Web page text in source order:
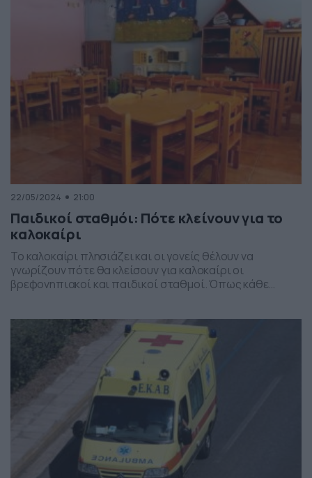
μαθητές των ημερησίων και εσπερινών Γυμνασίων,
22/05/2024 21:00
Παιδικοί σταθμόι: Πότε κλείνουν για το
καλοκαίρι
Το καλοκαίρι πλησιάζει και οι γονείς θέλουν να
γνωρίζουν πότε θα κλείσουν για καλοκαίρι οι
βρεφονηπιακοί και παιδικοί σταθμοί. Όπως κάθε
ημέρες την εβδομάδα από Δευτέρα έως Παρασκευή από
τις 7.00π.μ. έως 4.00μ.μ. Επίσης, οι σταθμοί διακόπτουν
την εργασία […]